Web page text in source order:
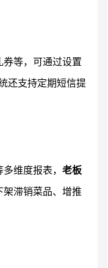
等，可通过设置
还支持定期短信提
维度报表， 老板
滞销菜品、增推